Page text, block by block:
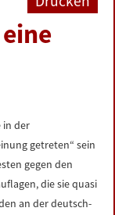
in der
getreten“ sein
gegen den
die sie quasi
an der deutsch-